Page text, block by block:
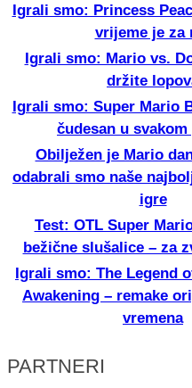
Igrali smo: Princess
vrijeme je za
Igrali smo: Mario vs.
držite
Igrali smo: Super Mario
čudesan u
Obilježen je Mario
odabrali smo naše
igre
Test: OTL Super
bežične slušalice – za
Igrali smo: The Legend
Awakening – remake
vremena
PARTNERI